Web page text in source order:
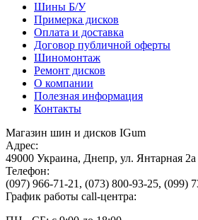
Шины Б/У
Примерка дисков
Оплата и доставка
Договор публичной оферты
Шиномонтаж
Ремонт дисков
О компании
Полезная информация
Контакты
Магазин шин и дисков IGum
Адрес:
49000 Украина, Днепр, ул. Янтарная 2а
Телефон:
(097) 966-71-21 , (073) 800-93-25, (099)
График работы call-центра: